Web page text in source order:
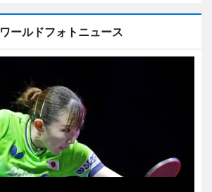
ワールドフォトニュース